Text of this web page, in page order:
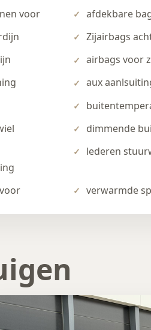
voor
afdekbare
Zijairbags
airbags voor
aux
dimmende
lederen
verwarmde